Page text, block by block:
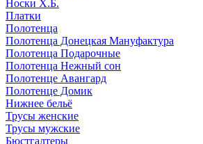
Носки Х.Б.
Платки
Полотенца
Полотенца Донецкая Мануфактура
Полотенца Подарочные
Полотенца Нежный сон
Полотенце Авангард
Полотенце Домик
Нижнее бельё
Трусы женские
Трусы мужские
Бюстгалтеры